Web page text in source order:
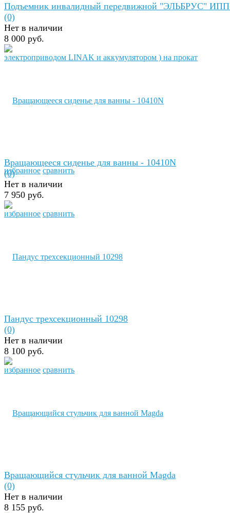
избранное сравнить
Подъемник инвалидный передвижной "ЭЛЬБРУС"
(0)
Нет в наличии
8 000 руб.
избранное сравнить
Вращающееся сиденье для ванны - 10410N
(0)
Нет в наличии
7 950 руб.
избранное сравнить
Пандус трехсекционный 10298
(0)
Нет в наличии
8 100 руб.
Вращающийся стульчик для ванной Magda
(0)
Нет в наличии
8 155 руб.